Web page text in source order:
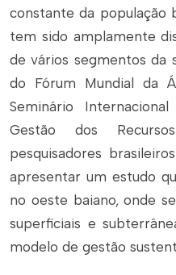
constante da população
tem sido amplamente
de vários segmentos da
do Fórum Mundial da
Seminário
Gestão dos
pesquisadores
apresentar um estudo
no oeste baiano, onde
superficiais e
modelo de gestão